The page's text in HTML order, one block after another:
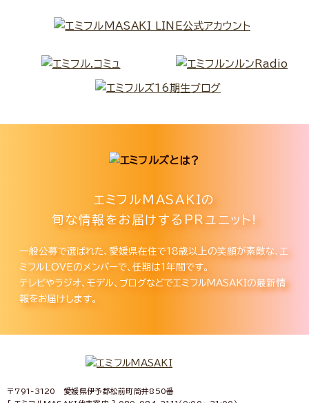
エミフルMASAKIの
旬な情報をお届けするPRユニット!
一般公募で選ばれた、愛媛県在住で18歳以上の笑顔が素敵な、エ
ミフルLOVEのメンバーで、任期は1年間です。
テレビやラジオ、モデル、ブログなどでエミフルMASAKIの最新情
報をお届けします。
〒791-3120 愛媛県伊予郡松前町筒井850番